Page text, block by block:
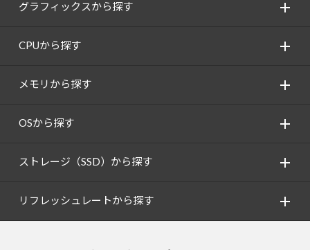
グラフィックスから探す
CPUから探す
メモリから探す
OSから探す
ストレージ（SSD）から探す
リフレッシュレートから探す